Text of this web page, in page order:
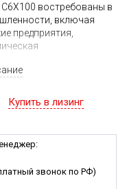
C6X100 востребованы в
включая
предприятия,
обеспечивает вращение
посредством
приближается
породы,
значительных
сырья до более
Купить в лизинг
звонок по РФ)